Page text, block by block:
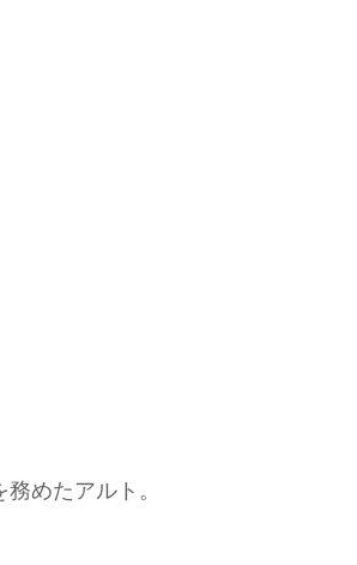
めたアルト。